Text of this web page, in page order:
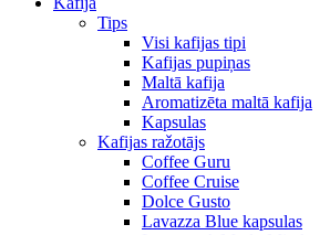
Tips
Visi kafijas tipi
Kafijas pupiņas
Maltā kafija
Aromatizēta maltā kafija
Kapsulas
Kafijas ražotājs
Coffee Guru
Coffee Cruise
Dolce Gusto
Lavazza Blue kapsulas